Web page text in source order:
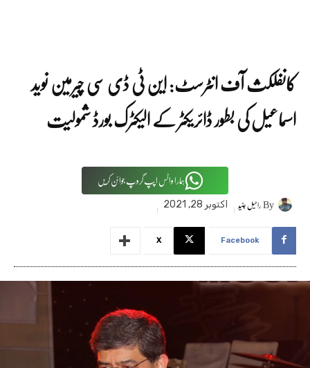
کانفلکث آف انٹرسٹ: این ٹی ڈی سی چیرمین نوید
اسماعیل کی بطور ڈائریکٹر کے الیکٹرک بورڈ شمولیت
ہمارا واٹس اپپ گروپ جوائن کریں
Byراحیل جنید اکتوبر 28, 2021
Facebook
X